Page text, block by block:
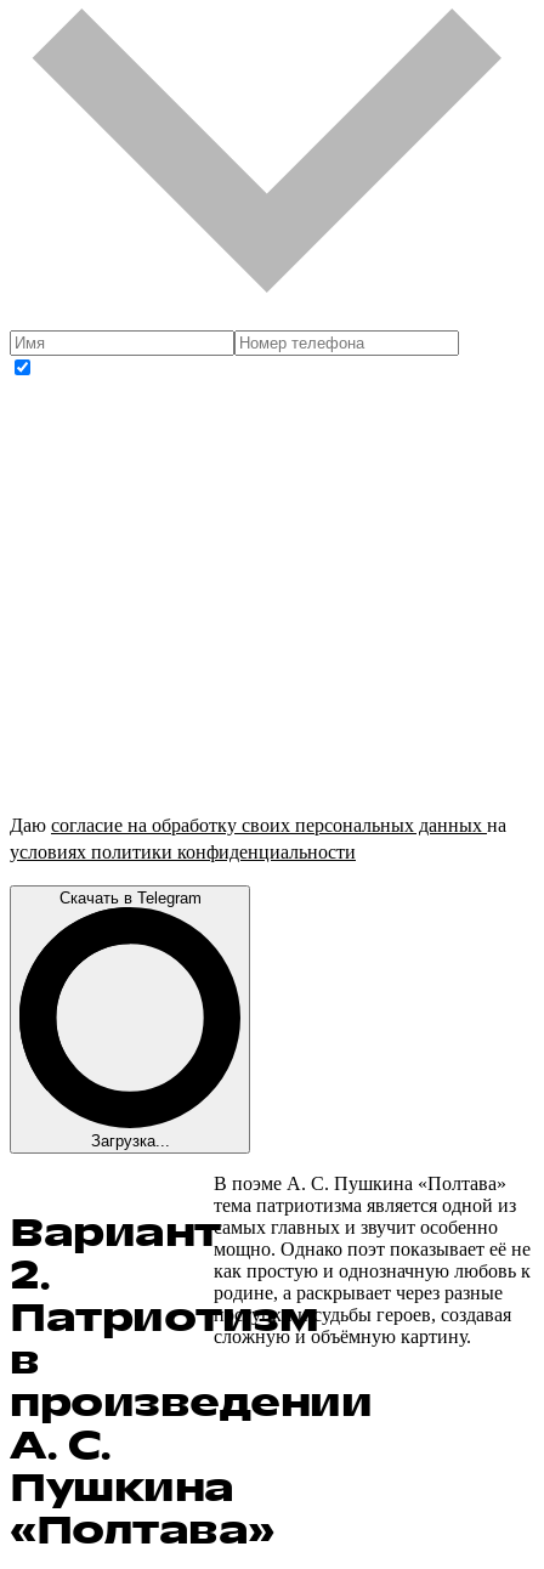
Даю согласие на обработку своих персональных данных на
условиях политики конфиденциальности
Скачать в Telegram
Загрузка...
Вариант
2.
Патриотизм
в
произведении
А. С.
Пушкина
«Полтава»
В поэме А. С. Пушкина «Полтава»
тема патриотизма является одной из
самых главных и звучит особенно
мощно. Однако поэт показывает её не
как простую и однозначную любовь к
родине, а раскрывает через разные
поступки и судьбы героев, создавая
сложную и объёмную картину.